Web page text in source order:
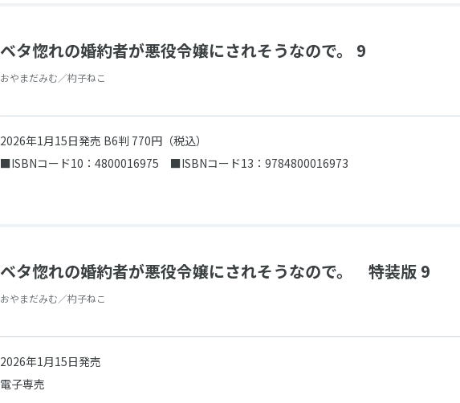
ベタ惚れの婚約者が悪役令嬢にされそうなので。 9
おやまだみむ／杓子ねこ
2026年1月15日発売 B6判 770円（税込）
■ISBNコード10：4800016975 ■ISBNコード13：9784800016973
ベタ惚れの婚約者が悪役令嬢にされそうなので。 特装版 9
おやまだみむ／杓子ねこ
2026年1月15日発売
電子専売